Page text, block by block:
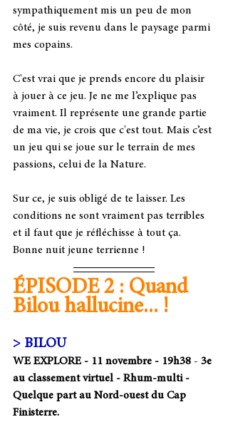
sympathiquement mis un peu de mon
côté, je suis revenu dans le paysage parmi
mes copains.
C'est vrai que je prends encore du plaisir
à jouer à ce jeu. Je ne me l’explique pas
vraiment. Il représente une grande partie
de ma vie, je crois que c'est tout. Mais c’est
un jeu qui se joue sur le terrain de mes
passions, celui de la Nature.
Sur ce, je suis obligé de te laisser. Les
conditions ne sont vraiment pas terribles
et il faut que je réfléchisse à tout ça.
Bonne nuit jeune terrienne !
ÉPISODE 2 : Quand
Bilou hallucine... !
> BILOU
WE EXPLORE - 11 novembre - 19h38 - 3e
au classement virtuel - Rhum-multi -
Quelque part au Nord-ouest du Cap
Finisterre.